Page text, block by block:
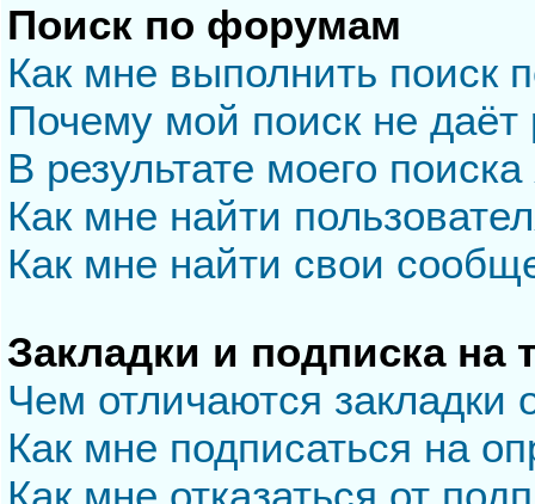
Поиск по форумам
Как мне выполнить
Почему мой поиск не даёт
В результате моего
Как мне найти
Как мне найти свои
Закладки и подписка на
Чем отличаются закладки
Как мне подписаться на